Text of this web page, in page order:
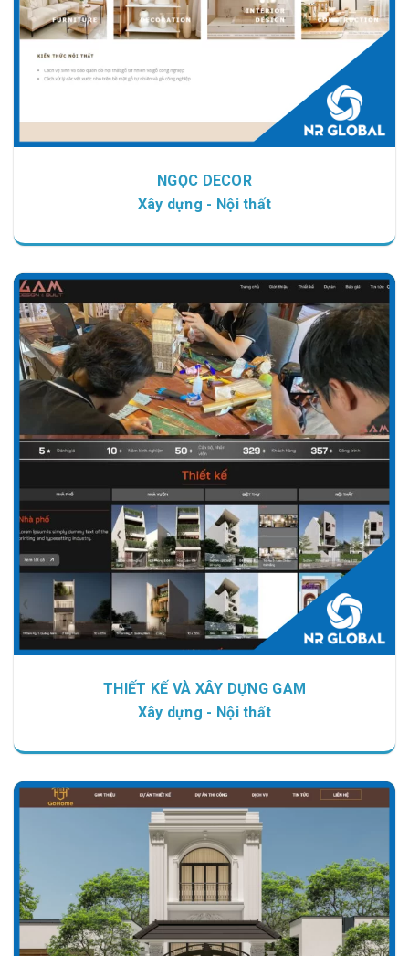
NGỌC DECOR
Xây dựng - Nội thất
Chi tiết Xem giao diện
THIẾT KẾ VÀ XÂY DỰNG GAM
Xây dựng - Nội thất